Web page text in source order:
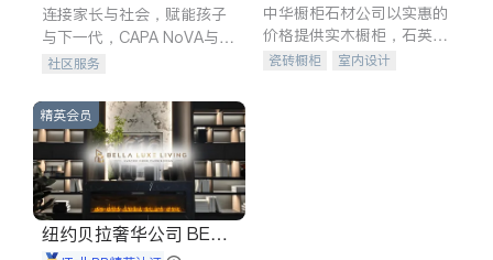
连接家长与社会，赋能孩子
与下一代，CAPA NoVA与您
携手建设包容、公平、充满
社区服务
中华橱柜石材公司以实惠的
价格提供实木橱柜，石英石
台面，多种优质不锈钢水
瓷砖橱柜
室内设计
精英会员
纽约贝拉奢华公司 BELL